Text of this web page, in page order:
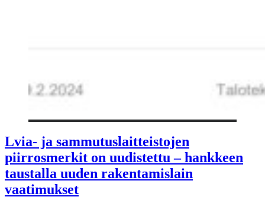
Lvia- ja sammutuslaitteistojen
piirrosmerkit on uudistettu – hankkeen
taustalla uuden rakentamislain
vaatimukset